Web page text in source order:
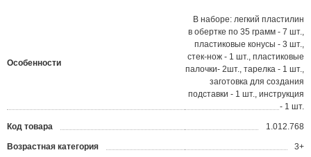
Особенности
В наборе: легкий пластилин
в обертке по 35 грамм - 7 шт.,
пластиковые конусы - 3 шт.,
стек-нож - 1 шт., пластиковые
палочки- 2шт., тарелка - 1 шт.,
заготовка для создания
подставки - 1 шт., инструкция
- 1 шт.
Код товара 1.012.768
Возрастная категория 3+